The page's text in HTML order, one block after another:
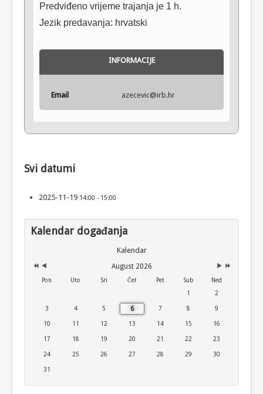
Predviđeno vrijeme trajanja je 1 h.
Jezik predavanja: hrvatski
INFORMACIJE
Email azecevic@irb.hr
Svi datumi
2025-11-19 14:00 - 15:00
Kalendar događanja
Kalendar
August 2026
Pon Uto Sri Čet Pet Sub
Ned
1
2
3 4 5 6 7 8 9
10 11 12 13 14 15 16
17 18 19 20 21 22 23
24 25 26 27 28 29 30
31